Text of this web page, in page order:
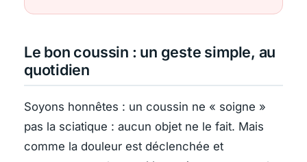
Le bon coussin : un geste simple, au
quotidien
Soyons honnêtes : un coussin ne « soigne »
pas la sciatique : aucun objet ne le fait. Mais
comme la douleur est déclenchée et